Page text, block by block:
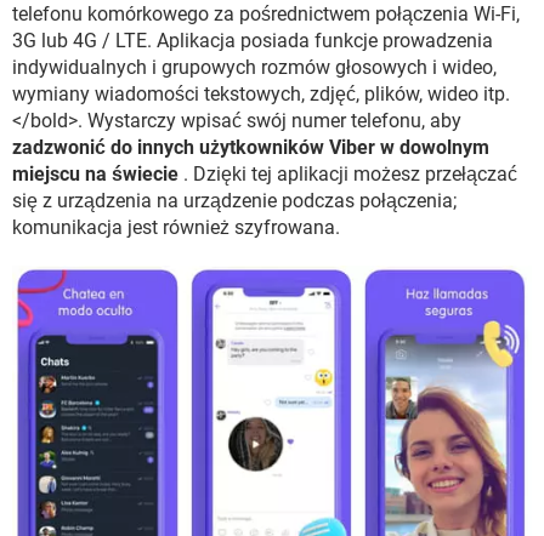
telefonu komórkowego za pośrednictwem połączenia Wi-Fi,
3G lub 4G / LTE. Aplikacja posiada funkcje prowadzenia
indywidualnych i grupowych rozmów głosowych i wideo,
wymiany wiadomości tekstowych, zdjęć, plików, wideo itp.
</bold>. Wystarczy wpisać swój numer telefonu, aby
zadzwonić do innych użytkowników Viber w dowolnym
miejscu na świecie . Dzięki tej aplikacji możesz przełączać
się z urządzenia na urządzenie podczas połączenia;
komunikacja jest również szyfrowana.